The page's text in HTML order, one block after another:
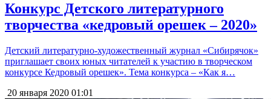
Конкурс Детского литературного
творчества «кедровый орешек – 2020»
Детский литературно-художественный журнал «Сибирячок»
приглашает своих юных читателей к участию в творческом
конкурсе Кедровый орешек». Тема конкурса – «Как я…
20 января 2020 01:01